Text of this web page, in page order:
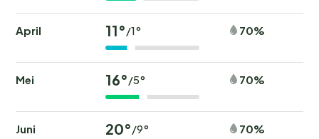
April 11°/1° 70%
Mei 16°/5° 70%
Juni 20°/9° 70%